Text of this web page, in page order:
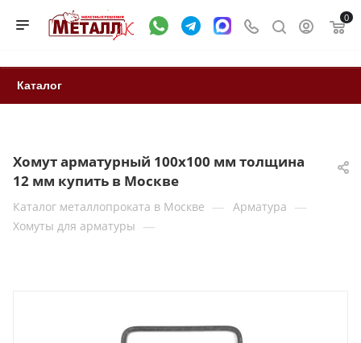
0
Каталог
Хомут арматурный 100х100 мм толщина
12 мм купить в Москве
Каталог металлопроката в Москве — Арматура —
Хомуты для арматуры —